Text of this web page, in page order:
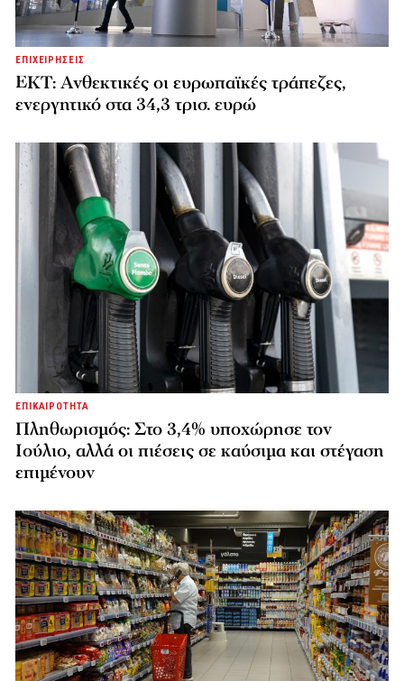
ΕΠΙΧΕΙΡΗΣΕΙΣ
ΕΚΤ: Ανθεκτικές οι ευρωπαϊκές τράπεζες,
ενεργητικό στα 34,3 τρισ. ευρώ
ΕΠΙΚΑΙΡΟΤΗΤΑ
Πληθωρισμός: Στο 3,4% υποχώρησε τον
Ιούλιο, αλλά οι πιέσεις σε καύσιμα και στέγαση
επιμένουν